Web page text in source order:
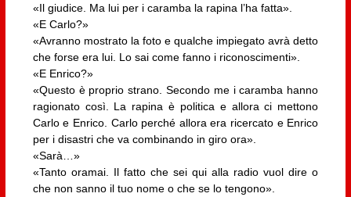
«Il giudice. Ma lui per i caramba la rapina l’ha fatta».
«E Carlo?»
«Avranno mostrato la foto e qualche impiegato avrà detto
che forse era lui. Lo sai come fanno i riconoscimenti».
«E Enrico?»
«Questo è proprio strano. Secondo me i caramba hanno
ragionato così. La rapina è politica e allora ci mettono
Carlo e Enrico. Carlo perché allora era ricercato e Enrico
per i disastri che va combinando in giro ora».
«Sarà…»
«Tanto oramai. Il fatto che sei qui alla radio vuol dire o
che non sanno il tuo nome o che se lo tengono».